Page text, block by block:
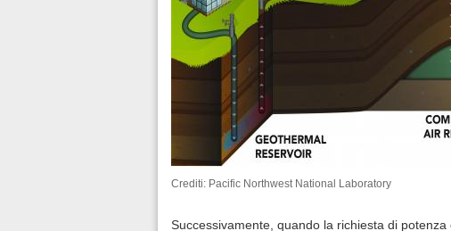
Crediti: Pacific Northwest National Laboratory
Successivamente, quando la richiesta di